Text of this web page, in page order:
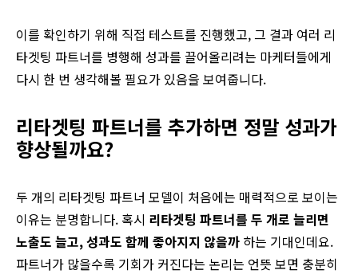
이를 확인하기 위해 직접 테스트를 진행했고, 그 결과 여러 리
타겟팅 파트너를 병행해 성과를 끌어올리려는 마케터들에게
다시 한 번 생각해볼 필요가 있음을 보여줍니다.
리타겟팅 파트너를 추가하면 정말 성과가
향상될까요?
두 개의 리타겟팅 파트너 모델이 처음에는 매력적으로 보이는
이유는 분명합니다. 혹시 리타겟팅 파트너를 두 개로 늘리면
노출도 늘고, 성과도 함께 좋아지지 않을까 하는 기대인데요.
파트너가 많을수록 기회가 커진다는 논리는 언뜻 보면 충분히